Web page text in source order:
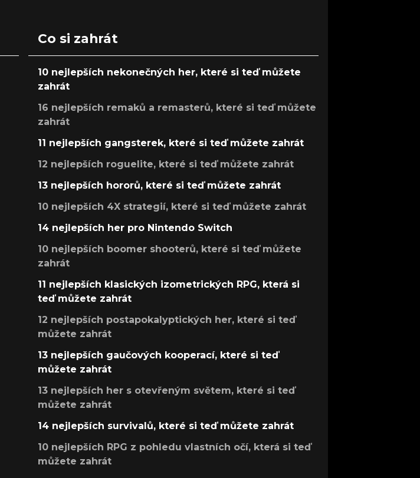
Co si zahrát
10 nejlepších nekonečných her, které si teď můžete
zahrát
16 nejlepších remaků a remasterů, které si teď můžete
zahrát
11 nejlepších gangsterek, které si teď můžete zahrát
12 nejlepších roguelite, které si teď můžete zahrát
13 nejlepších hororů, které si teď můžete zahrát
10 nejlepších 4X strategií, které si teď můžete zahrát
14 nejlepších her pro Nintendo Switch
10 nejlepších boomer shooterů, které si teď můžete
zahrát
11 nejlepších klasických izometrických RPG, která si
teď můžete zahrát
12 nejlepších postapokalyptických her, které si teď
můžete zahrát
13 nejlepších gaučových kooperací, které si teď
můžete zahrát
13 nejlepších her s otevřeným světem, které si teď
můžete zahrát
14 nejlepších survivalů, které si teď můžete zahrát
10 nejlepších RPG z pohledu vlastních očí, která si teď
můžete zahrát